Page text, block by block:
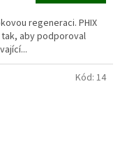
regeneraci. PHIX
tak, aby podporoval
Kód: 14